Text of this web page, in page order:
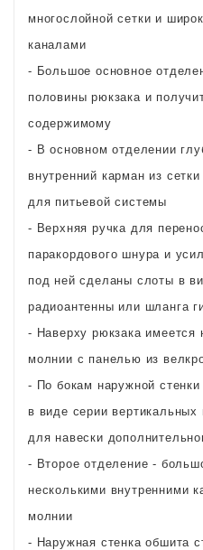
многослойной сетки и
каналами
- Большое основное
половины рюкзака и
содержимому
- В основном отделении
внутренний карман из
для питьевой системы
- Верхняя ручка для
паракордового шнура и
под ней сделаны слоты в
радиоантенны или шланга
- Наверху рюкзака имеется
молнии с панелью из
- По бокам наружной
в виде серии
для навески
- Второе отделение -
несколькими внутренними
молнии
- Наружная стенка обшита